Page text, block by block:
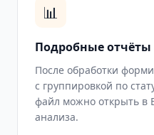
📊
Подробные отчёты
После обработки
с группировкой по
файл можно открыть в
анализа.